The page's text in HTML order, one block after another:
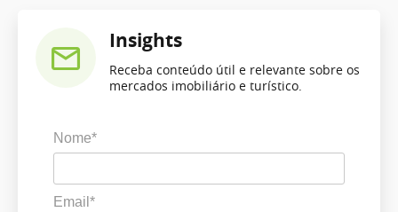
Insights
Receba conteúdo útil e relevante sobre os
mercados imobiliário e turístico.
Nome*
Email*